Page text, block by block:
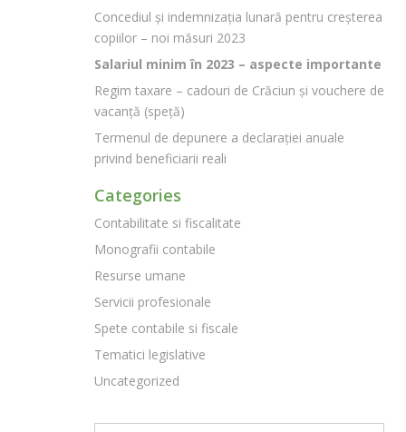
Concediul și indemnizația lunară pentru creșterea
copiilor – noi măsuri 2023
Salariul minim în 2023 – aspecte importante
Regim taxare – cadouri de Crăciun și vouchere de
vacanță (speță)
Termenul de depunere a declarației anuale
privind beneficiarii reali
Categories
Contabilitate si fiscalitate
Monografii contabile
Resurse umane
Servicii profesionale
Spete contabile si fiscale
Tematici legislative
Uncategorized